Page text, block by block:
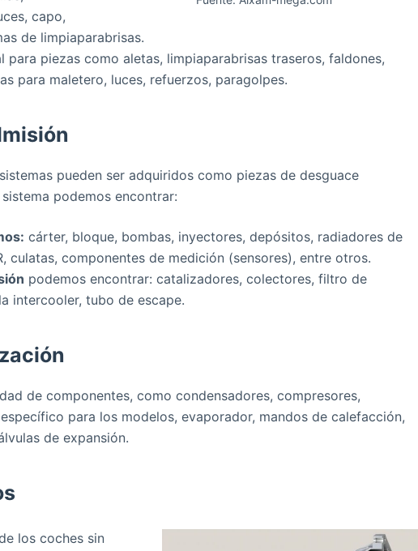
capo,
de limpiaparabrisas.
para piezas como aletas, limpiaparabrisas traseros, faldones,
para maletero, luces, refuerzos, paragolpes.
pueden ser adquiridos como piezas de desguace
podemos encontrar:
cárter, bloque, bombas, inyectores, depósitos, radiadores de
culatas, componentes de medición (sensores), entre otros.
podemos encontrar: catalizadores, colectores, filtro de
intercooler, tubo de escape.
de componentes, como condensadores, compresores,
para los modelos, evaporador, mandos de calefacción,
de expansión.
los coches sin